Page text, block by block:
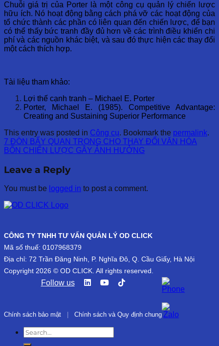
Chuỗi giá trị của Porter là một công cụ quản lý chiến lược
hữu ích. Nó hoạt động bằng cách phá vỡ các hoạt động của
tổ chức thành các phần có liên quan đến chiến lược, để bạn
có thể thấy bức tranh đầy đủ hơn về các trình điều khiển chi
phí và các nguồn khác biệt, và sau đó thực hiện các thay đổi
một cách thích hợp.
Tài liệu tham khảo:
Lợi thế cạnh tranh – Michael E. Porter
Porter, Michael E. (1985). Competitive Advantage:
Creating and Sustaining Superior Performance
This entry was posted in Công cụ. Bookmark the permalink.
7 ĐÒN BẨY QUAN TRỌNG CHO THAY ĐỔI VĂN HÓA
BỐN CHIẾN LƯỢC GÂY ẢNH HƯỞNG
Leave a Reply
You must be logged in to post a comment.
CÔNG TY TNHH TƯ VẤN QUẢN LÝ OD CLICK
Mã số thuế: 0107968379
Địa chỉ: 72 Trần Đăng Ninh, P. Nghĩa Đô, Q. Cầu Giấy, Hà Nội
Copyright 2026 © OD CLICK. All rights reserved.
Follow us
Chính sách bảo mật Chính sách và Quy định chung